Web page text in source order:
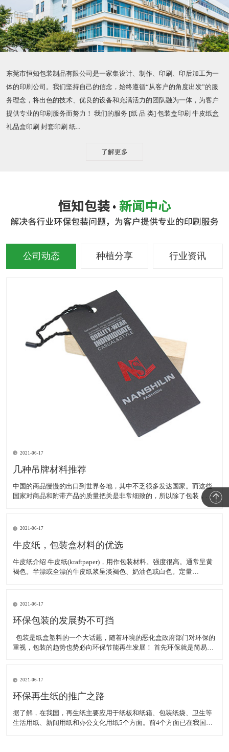
东莞市恒知包装制品有限公司是一家集设计、制作、印刷、印后加工为一
体的印刷公司。我们坚持自己的信念，始终遵循“从客户的角度出发”的服
务理念，将出色的技术、优良的设备和充满活力的团队融为一体，为客户
提供专业的印刷服务而努力！ 我们的服务 [纸 品 类] 包装盒印刷 牛皮纸盒
礼品盒印刷 封套印刷 纸...
了解更多
公司动态 种植分享 行业资讯
2021-06-17
几种吊牌材料推荐
中国的商品慢慢的出口到世界各地，其中不乏很多发达国家。而这些
国家对商品和附带产品的质量把关是非常细致的，所以除了包装，吊
银 &
2021-06-17
牛皮纸，包装盒材料的优选
牛皮纸介绍 牛皮纸(kraftpaper)，用作包装材料。强度很高。通常呈黄
褐色。半漂或全漂的牛皮纸浆呈淡褐色、奶油色或白色。定量
经打浆，在长网造
2021-06-17
环保包装的发展势不可挡
包装是纸盒塑料的一个大话题，随着环境的恶化盒政府部门对环保的
重视，包装的趋势也势必向环保节能再生发展！ 首先环保就是简易包
包装印刷厂家，所
2021-06-17
环保再生纸的推广之路
据了解，在我国，再生纸主要应用于纸板和纸箱、包装纸袋、卫生等
生活用纸、新闻用纸和办公文化用纸5个方面。前4个方面已在我国得